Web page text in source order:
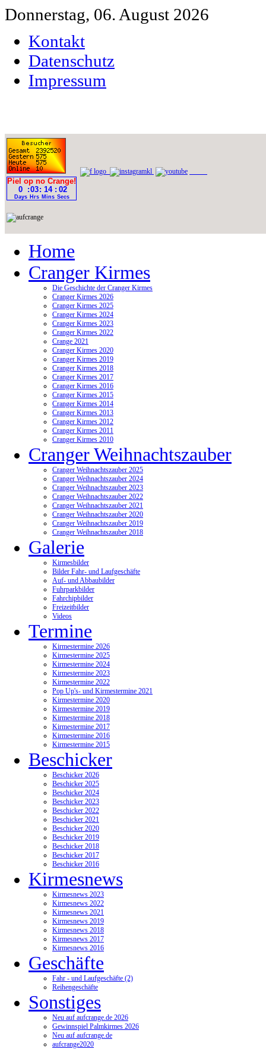
Donnerstag, 06. August 2026
Kontakt
Datenschutz
Impressum
Home
Cranger Kirmes
Die Geschichte der Cranger Kirmes
Cranger Kirmes 2026
Cranger Kirmes 2025
Cranger Kirmes 2024
Cranger Kirmes 2023
Cranger Kirmes 2022
Crange 2021
Cranger Kirmes 2020
Cranger Kirmes 2019
Cranger Kirmes 2018
Cranger Kirmes 2017
Cranger Kirmes 2016
Cranger Kirmes 2015
Cranger Kirmes 2014
Cranger Kirmes 2013
Cranger Kirmes 2012
Cranger Kirmes 2011
Cranger Kirmes 2010
Cranger Weihnachtszauber
Cranger Weihnachtszauber 2025
Cranger Weihnachtszauber 2024
Cranger Weihnachtszauber 2023
Cranger Weihnachtszauber 2022
Cranger Weihnachtszauber 2021
Cranger Weihnachtszauber 2020
Cranger Weihnachtszauber 2019
Cranger Weihnachtszauber 2018
Galerie
Kirmesbilder
Bilder Fahr- und Laufgeschäfte
Auf- und Abbaubilder
Fuhrparkbilder
Fahrchipbilder
Freizeitbilder
Videos
Termine
Kirmestermine 2026
Kirmestermine 2025
Kirmestermine 2024
Kirmestermine 2023
Kirmestermine 2022
Pop Up's- und Kirmestermine 2021
Kirmestermine 2020
Kirmestermine 2019
Kirmestermine 2018
Kirmestermine 2017
Kirmestermine 2016
Kirmestermine 2015
Beschicker
Beschicker 2026
Beschicker 2025
Beschicker 2024
Beschicker 2023
Beschicker 2022
Beschicker 2021
Beschicker 2020
Beschicker 2019
Beschicker 2018
Beschicker 2017
Beschicker 2016
Kirmesnews
Kirmesnews 2023
Kirmesnews 2022
Kirmesnews 2021
Kirmesnews 2019
Kirmesnews 2018
Kirmesnews 2017
Kirmesnews 2016
Geschäfte
Fahr - und Laufgeschäfte (2)
Reihengeschäfte
Sonstiges
Neu auf aufcrange.de 2026
Gewinnspiel Palmkirmes 2026
Neu auf aufcrange.de
aufcrange2020